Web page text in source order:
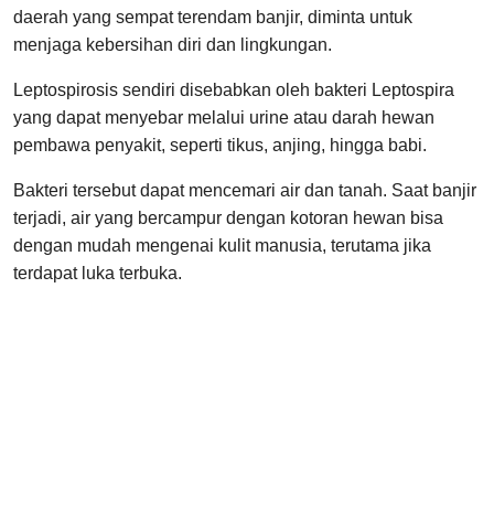
daerah yang sempat terendam banjir, diminta untuk
menjaga kebersihan diri dan lingkungan.
Leptospirosis sendiri disebabkan oleh bakteri Leptospira
yang dapat menyebar melalui urine atau darah hewan
pembawa penyakit, seperti tikus, anjing, hingga babi.
Bakteri tersebut dapat mencemari air dan tanah. Saat banjir
terjadi, air yang bercampur dengan kotoran hewan bisa
dengan mudah mengenai kulit manusia, terutama jika
terdapat luka terbuka.